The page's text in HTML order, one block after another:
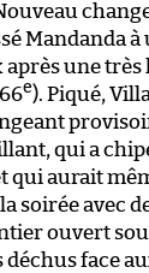
Mandanda
une très
e). Piqué,
qui a
qui aurait
soirée avec
ouvert
face